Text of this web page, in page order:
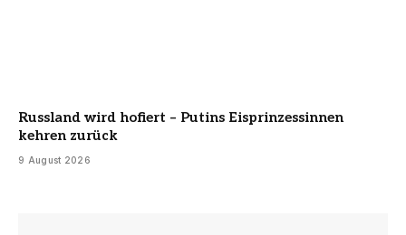
Russland wird hofiert – Putins Eisprinzessinnen
kehren zurück
9 August 2026